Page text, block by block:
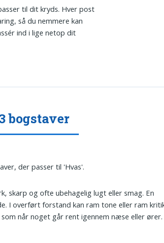
til dit kryds. Hver post
så du nemmere kan
ind i lige netop dit
bogstaver
der passer til 'Hvas'.
skarp og ofte ubehagelig lugt eller smag. En
I overført forstand kan ram tone eller ram
når noget går rent igennem næse eller ører.